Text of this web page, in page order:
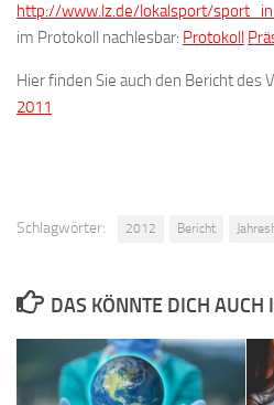
http://www.lz.de/lokalsport/
im Protokoll nachlesbar: Protokoll
Hier finden Sie auch den Bericht des
2011
Schlagwörter: 2012 Bericht
DAS KÖNNTE DICH AUCH